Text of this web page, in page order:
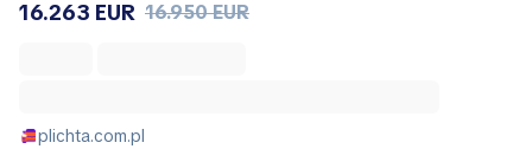
16.263 EUR 16.950 EUR
plichta.com.pl